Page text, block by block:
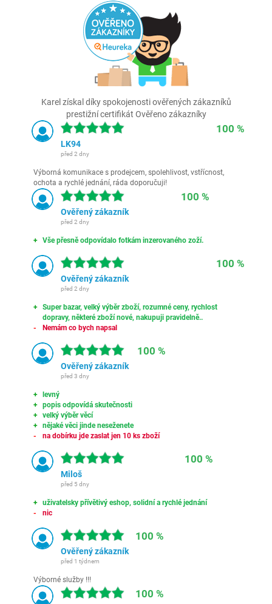
Karel získal díky spokojenosti ověřených zákazníků
prestižní certifikát Ověřeno zákazníky
100 %
LK94
před 2 dny
Výborná komunikace s prodejcem, spolehlivost, vstřícnost,
ochota a rychlé jednání, ráda doporučuji!
100 %
Ověřený zákazník
před 2 dny
Vše přesně odpovídalo fotkám inzerovaného zoží.
100 %
Ověřený zákazník
před 2 dny
Super bazar, velký výběr zboží, rozumné ceny, rychlost
dopravy, některé zboží nové, nakupuji pravidelně..
Nemám co bych napsal
100 %
Ověřený zákazník
před 3 dny
levný
popis odpovídá skutečnosti
velký výběr věcí
nějaké věci jinde neseženete
na dobírku jde zaslat jen 10 ks zboží
100 %
Miloš
před 5 dny
uživatelsky přívětivý eshop, solidní a rychlé jednání
nic
100 %
Ověřený zákazník
před 1 týdnem
Výborné služby !!!
100 %